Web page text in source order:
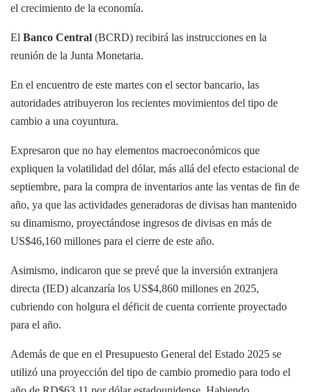
el crecimiento de la economía.
El Banco Central (BCRD) recibirá las instrucciones en la
reunión de la Junta Monetaria.
En el encuentro de este martes con el sector bancario, las
autoridades atribuyeron los recientes movimientos del tipo de
cambio a una coyuntura.
Expresaron que no hay elementos macroeconómicos que
expliquen la volatilidad del dólar, más allá del efecto estacional de
septiembre, para la compra de inventarios ante las ventas de fin de
año, ya que las actividades generadoras de divisas han mantenido
su dinamismo, proyectándose ingresos de divisas en más de
US$46,160 millones para el cierre de este año.
Asimismo, indicaron que se prevé que la inversión extranjera
directa (IED) alcanzaría los US$4,860 millones en 2025,
cubriendo con holgura el déficit de cuenta corriente proyectado
para el año.
Además de que en el Presupuesto General del Estado 2025 se
utilizó una proyección del tipo de cambio promedio para todo el